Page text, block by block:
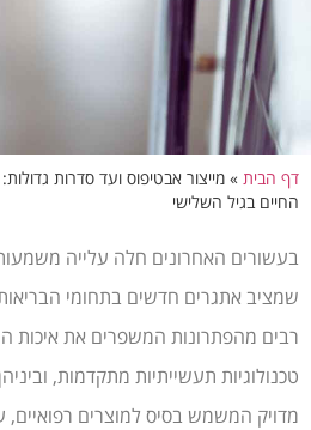
דף הבית » מייצור אבטיפוס ועד סדרות
החיים בגיל השלישי
בעשורים האחרונים חלה עלייה
שמציב אתגרים חדשים בתחומי
רבים מהפתרונות המשפרים את איכות
טכנולוגיות תעשייתיות מתקדמות,
מדויק המשמש בסיס למוצרים רפואיים,